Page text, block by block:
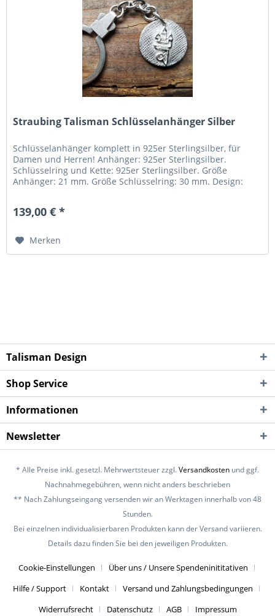
Straubing Talisman Schlüsselanhänger Silber
Schlüsselanhänger komplett in 925er Sterlingsilber, für
Damen und Herren! Anhänger: 925er Sterlingsilber.
Schlüsselring und Kette: 925er Sterlingsilber. Größe
Anhänger: 21 mm. Größe Schlüsselring: 30 mm. Design:
139,00 € *
Merken
Talisman Design
Shop Service
Informationen
Newsletter
* Alle Preise inkl. gesetzl. Mehrwertsteuer zzgl.Versandkosten und ggf.
Nachnahmegebühren, wenn nicht anders beschrieben
** Nach Zahlungseingang versenden wir an Werktagen innerhalb von 48
Stunden.
Bei einzelnen individualisierbaren Produkten kann der Versand variieren.
Details dazu finden Sie bei den jeweiligen Produkten.
Cookie-Einstellungen
Über uns / Unsere Spendeninititativen
Hilfe / Support
Kontakt
Versand und Zahlungsbedingungen
Widerrufsrecht
Datenschutz AGB Impressum